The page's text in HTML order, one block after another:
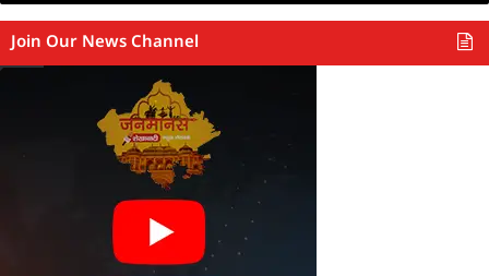
Join Our News Channel